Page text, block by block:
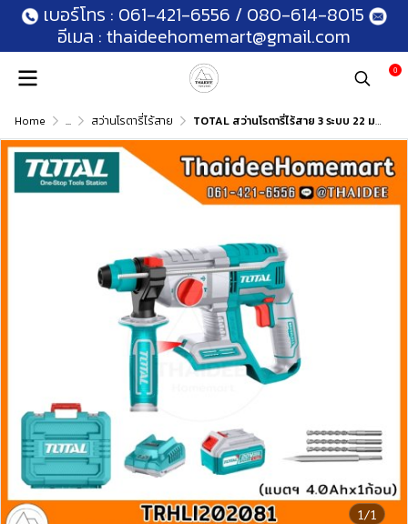
เบอร์โทร : 061-421-6556 / 080-614-8015
อีเมล : thaideehomemart@gmail.com
0
Home ... สว่านโรตารี่ไร้สาย TOTAL สว่านโรตารี่ไร้สาย 3 ระบบ 22 มม. 20V TRHLI202081 (4.0Ahx1) รับประกันศูนย์ 1 ปี
1/1